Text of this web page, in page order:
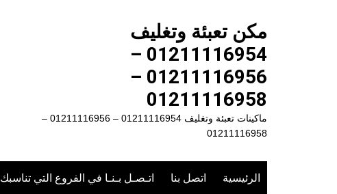
مكن تعبئة وتغليف
01211116954 –
01211116956 –
01211116958
ماكينات تعبئة وتغليف 01211116954 – 01211116956 –
01211116958
الرئيسية اتصل بنا اتـصـل بـنـا في الفروع التي تناسبك